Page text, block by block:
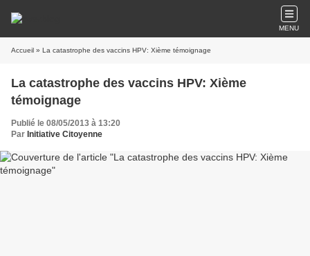
MENU
Accueil » La catastrophe des vaccins HPV: Xième témoignage
La catastrophe des vaccins HPV: Xième
témoignage
Publié le 08/05/2013 à 13:20
Par Initiative Citoyenne